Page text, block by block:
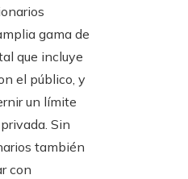
gama de
que incluye
el público, y
un límite
Sin
también
con